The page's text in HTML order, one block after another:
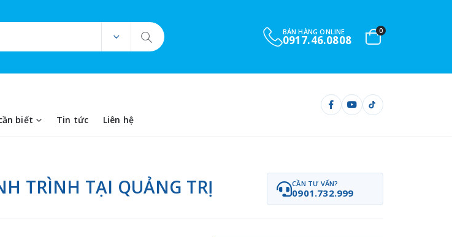
BÁN HÀNG ONLINE
0917.46.0808
0
biết Tin tức Liên hệ
TRÌNH TẠI QUẢNG TRỊ CẦN TƯ VẤN?
0901.732.999